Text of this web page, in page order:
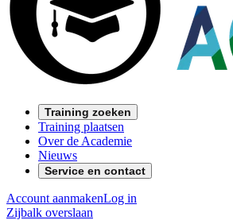
Training zoeken
Training plaatsen
Over de Academie
Nieuws
Service en contact
Account aanmakenLog in
Zijbalk overslaan